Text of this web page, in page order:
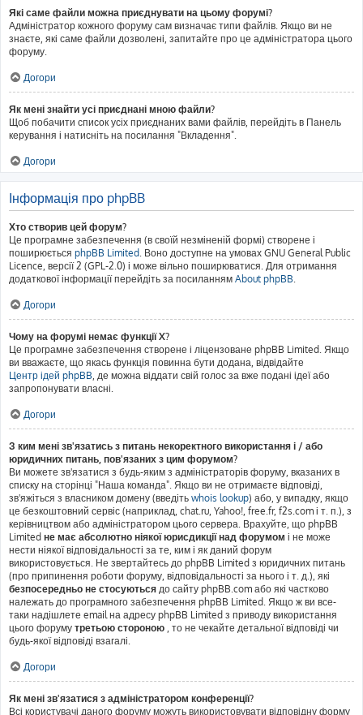
Які саме файли можна приєднувати на цьому форумі?
Адміністратор кожного форуму сам визначає типи файлів. Якщо ви не
знаєте, які саме файли дозволені, запитайте про це адміністратора цього
форуму.
Догори
Як мені знайти усі приєднані мною файли?
Щоб побачити список усіх приєднаних вами файлів, перейдіть в Панель
керування і натисніть на посилання "Вкладення".
Догори
Інформація про phpBB
Хто створив цей форум?
Це програмне забезпечення (в своїй незміненій формі) створене і
поширюється phpBB Limited. Воно доступне на умовах GNU General Public
Licence, версії 2 (GPL-2.0) і може вільно поширюватися. Для отримання
додаткової інформації перейдіть за посиланням About phpBB.
Догори
Чому на форумі немає функції X?
Це програмне забезпечення створене і ліцензоване phpBB Limited. Якщо
ви вважаєте, що якась функція повинна бути додана, відвідайте
Центр ідей phpBB, де можна віддати свій голос за вже подані ідеї або
запропонувати власні.
Догори
З ким мені зв'язатись з питань некоректного використання і / або
юридичних питань, пов'язаних з цим форумом?
Ви можете зв'язатися з будь-яким з адміністраторів форуму, вказаних в
списку на сторінці "Наша команда". Якщо ви не отримаєте відповіді,
зв'яжіться з власником домену (введіть whois lookup) або, у випадку, якщо
це безкоштовний сервіс (наприклад, chat.ru, Yahoo!, free.fr, f2s.com і т. п.), з
керівництвом або адміністратором цього сервера. Врахуйте, що phpBB
Limited не має абсолютно ніякої юрисдикції над форумом і не може
нести ніякої відповідальності за те, ким і як даний форум
використовується. Не звертайтесь до phpBB Limited з юридичних питань
(про припинення роботи форуму, відповідальності за нього і т. д.), які
безпосередньо не стосуються до сайту phpBB.com або які частково
належать до програмного забезпечення phpBB Limited. Якщо ж ви все-
таки надішлете email на адресу phpBB Limited з приводу використання
цього форуму третьою стороною , то не чекайте детальної відповіді чи
будь-якої відповіді взагалі.
Догори
Як мені зв'язатися з адміністратором конференції?
Всі користувачі даного форуму можуть використовувати відповідну форму